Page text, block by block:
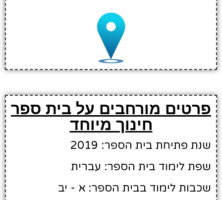
פרטים מורחבים על בית ספר
חינוך מיוחד
שנת פתיחת בית הספר: 2019
שפת לימוד בית הספר: עברית
שכבות לימוד בבית הספר: א - יב